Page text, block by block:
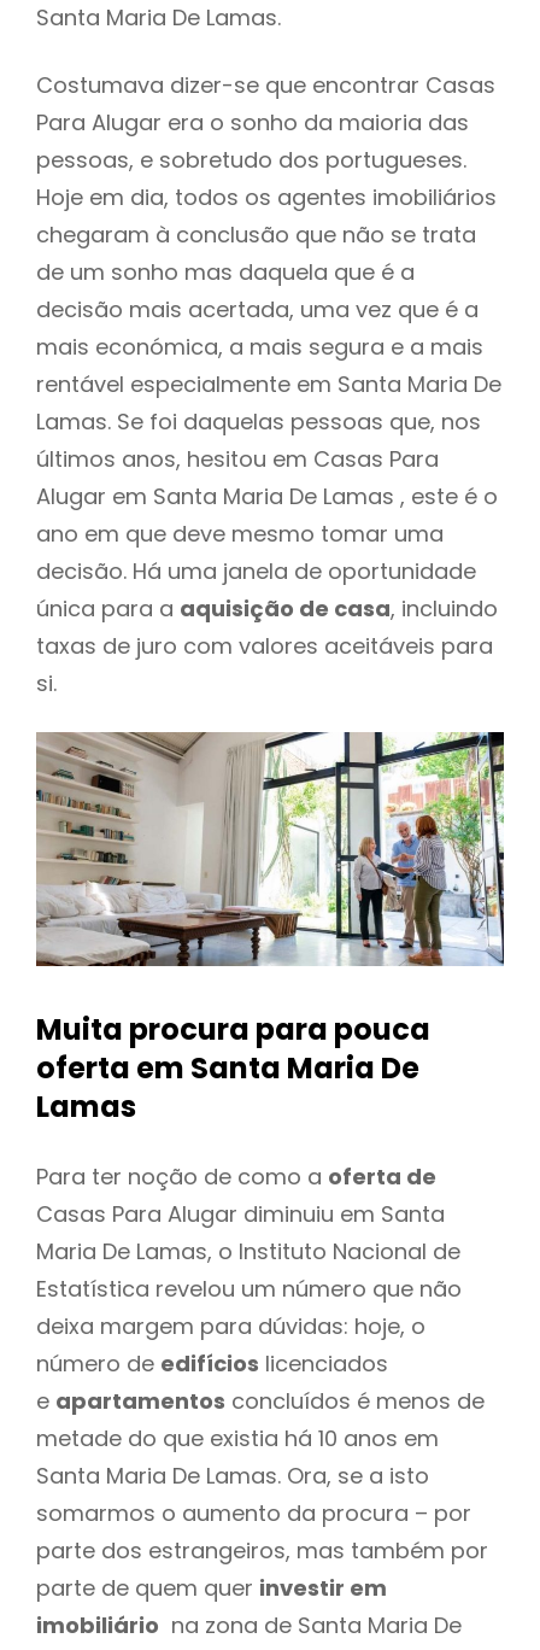
Santa Maria De Lamas.
Costumava dizer-se que encontrar Casas
Para Alugar era o sonho da maioria das
pessoas, e sobretudo dos portugueses.
Hoje em dia, todos os agentes imobiliários
chegaram à conclusão que não se trata
de um sonho mas daquela que é a
decisão mais acertada, uma vez que é a
mais económica, a mais segura e a mais
rentável especialmente em Santa Maria De
Lamas. Se foi daquelas pessoas que, nos
últimos anos, hesitou em Casas Para
Alugar em Santa Maria De Lamas , este é o
ano em que deve mesmo tomar uma
decisão. Há uma janela de oportunidade
única para a aquisição de casa, incluindo
taxas de juro com valores aceitáveis para
si.
Muita procura para pouca
oferta em Santa Maria De
Lamas
Para ter noção de como a oferta de
Casas Para Alugar diminuiu em Santa
Maria De Lamas, o Instituto Nacional de
Estatística revelou um número que não
deixa margem para dúvidas: hoje, o
número de edifícios licenciados
e apartamentos concluídos é menos de
metade do que existia há 10 anos em
Santa Maria De Lamas. Ora, se a isto
somarmos o aumento da procura – por
parte dos estrangeiros, mas também por
parte de quem quer investir em
imobiliário na zona de Santa Maria De